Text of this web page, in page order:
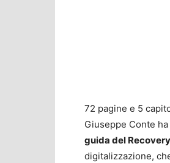
72 pagine e 5
Giuseppe Conte
guida del
digitalizzazione,